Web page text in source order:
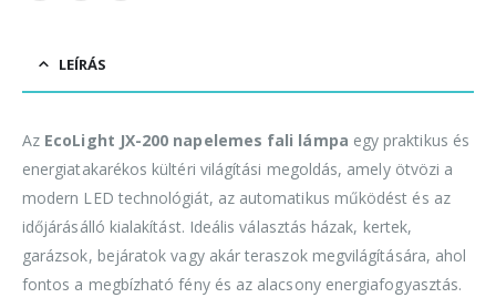
LEÍRÁS
Az EcoLight JX-200 napelemes fali lámpa egy praktikus és
energiatakarékos kültéri világítási megoldás, amely ötvözi a
modern LED technológiát, az automatikus működést és az
időjárásálló kialakítást. Ideális választás házak, kertek,
garázsok, bejáratok vagy akár teraszok megvilágítására, ahol
fontos a megbízható fény és az alacsony energiafogyasztás.